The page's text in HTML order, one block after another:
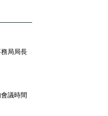
局局長
議時間